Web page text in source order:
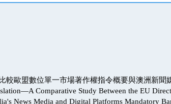
較歐盟數位單一市場著作權指令概要與澳洲新聞
Comparative Study Between the EU
News Media and Digital Platforms Mandatory